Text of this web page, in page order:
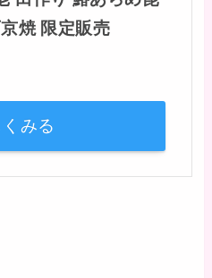
焼 限定販売
みる